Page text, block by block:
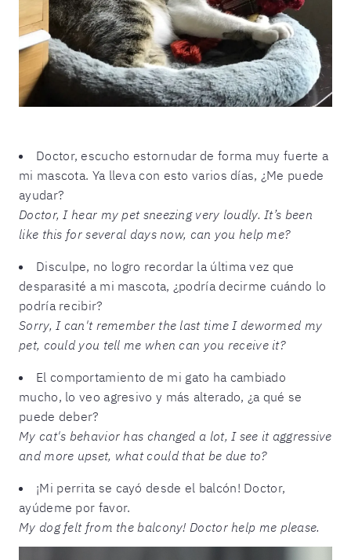
Doctor, escucho estornudar de forma muy fuerte a
mi mascota. Ya lleva con esto varios días, ¿Me puede
ayudar?
Doctor, I hear my pet sneezing very loudly. It’s been
like this for several days now, can you help me?
Disculpe, no logro recordar la última vez que
desparasité a mi mascota, ¿podría decirme cuándo lo
podría recibir?
Sorry, I can't remember the last time I dewormed my
pet, could you tell me when can you receive it?
El comportamiento de mi gato ha cambiado
mucho, lo veo agresivo y más alterado, ¿a qué se
puede deber?
My cat's behavior has changed a lot, I see it aggressive
and more upset, what could that be due to?
¡Mi perrita se cayó desde el balcón! Doctor,
ayúdeme por favor.
My dog felt from the balcony! Doctor help me please.